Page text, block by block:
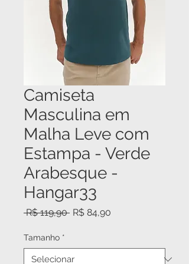
Camiseta
Masculina em
Malha Leve com
Estampa - Verde
Arabesque -
Hangar33
R$ 119,90 Preço
R$ 84,90
Tamanho *